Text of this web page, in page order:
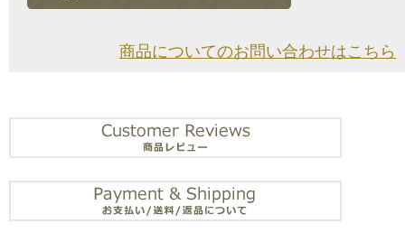
商品についてのお問い合わせはこちら